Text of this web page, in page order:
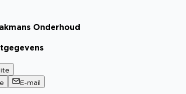
certificaat
Onderhoud
E-mail